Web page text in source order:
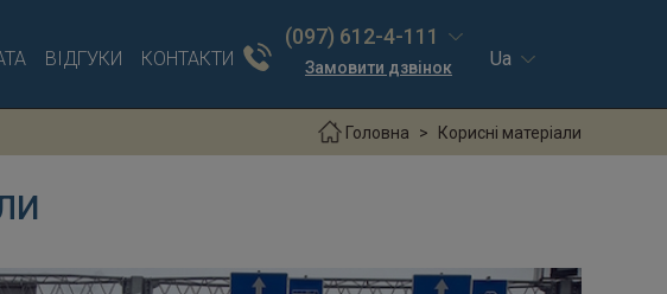
ВІДГУКИ КОНТАКТИ
(097) 612-4-111
Замовити дзвінок Ua
Головна Корисні матеріали